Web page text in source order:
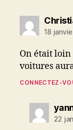
18
On était loin
voitures
CONNECTEZ-
22